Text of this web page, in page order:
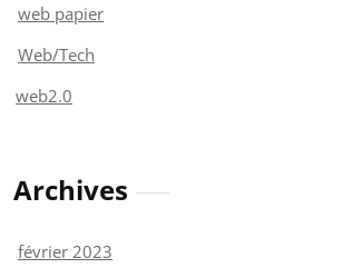
web papier
Web/Tech
web2.0
Archives
février 2023